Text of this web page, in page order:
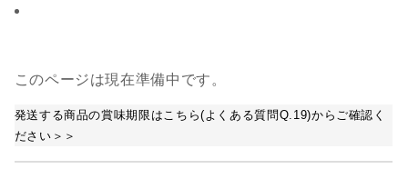
このページは現在準備中です。
発送する商品の賞味期限はこちら(よくある質問Q.19)からご確認く
ださい＞＞